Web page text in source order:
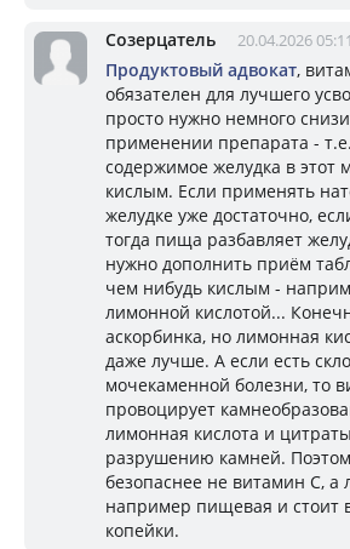
Созерцатель 20.04.2026 05:11
Продуктовый адвокат,
обязателен для лучшего
просто нужно немного
применении препарата -
содержимое желудка в этот
кислым. Если применять
желудке уже достаточно,
тогда пища разбавляет
нужно дополнить приём
чем нибудь кислым -
лимонной кислотой...
аскорбинка, но лимонная
даже лучше. А если есть
мочекаменной болезни, то
провоцирует
лимонная кислота и
разрушению камней.
безопаснее не витамин С, а
например пищевая и стоит
копейки.